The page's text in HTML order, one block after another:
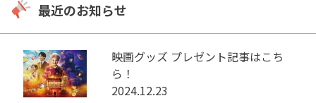
最近のお知らせ
映画グッズ プレゼント記事はこち
ら！
2024.12.23